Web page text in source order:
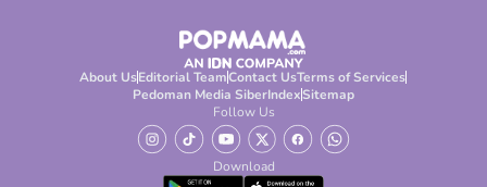
About UsEditorial TeamContact UsTerms of Services
Pedoman Media SiberIndexSitemap
Follow Us
Download